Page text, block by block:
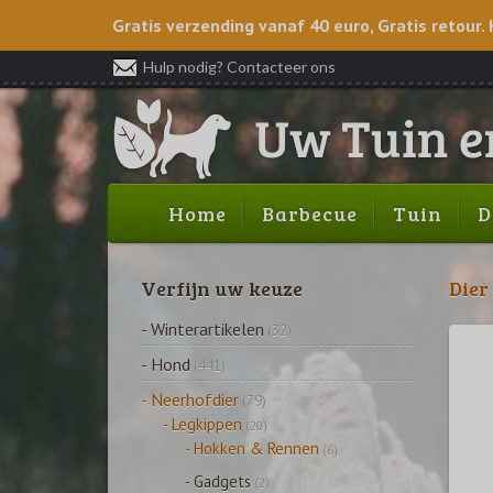
Gratis verzending vanaf 40 euro, Gratis retour.
Hulp nodig? Contacteer ons
Home Barbecue Tuin
Dier
Verfijn uw keuze
- Winterartikelen (32)
- Hond (441)
- Neerhofdier (79)
- Legkippen (20)
- Hokken & Rennen (6)
- Gadgets (2)